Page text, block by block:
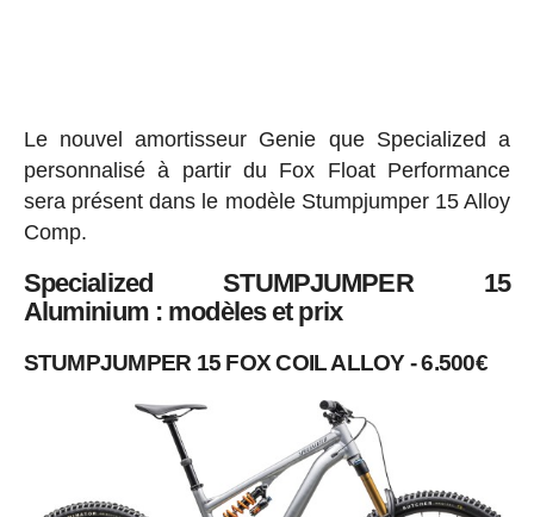
Le nouvel amortisseur Genie que Specialized a
personnalisé à partir du Fox Float Performance
sera présent dans le modèle Stumpjumper 15 Alloy
Comp.
Specialized STUMPJUMPER 15
Aluminium : modèles et prix
STUMPJUMPER 15 FOX COIL ALLOY - 6.500€